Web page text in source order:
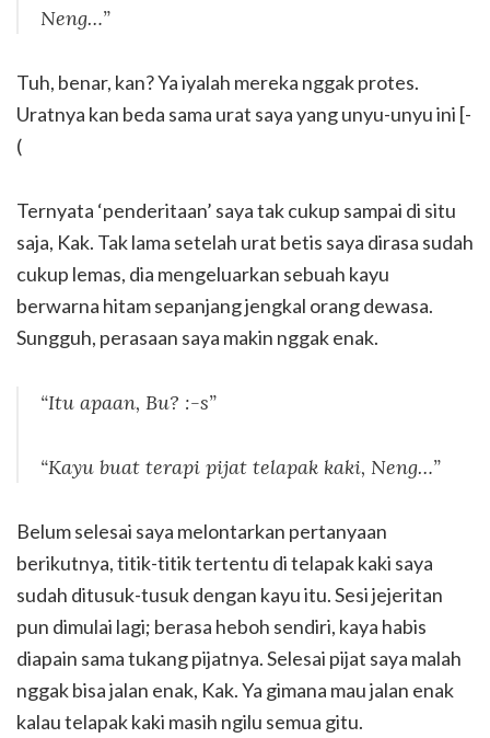
Neng…”
Tuh, benar, kan? Ya iyalah mereka nggak protes.
Uratnya kan beda sama urat saya yang unyu-unyu ini [-
(
Ternyata ‘penderitaan’ saya tak cukup sampai di situ
saja, Kak. Tak lama setelah urat betis saya dirasa sudah
cukup lemas, dia mengeluarkan sebuah kayu
berwarna hitam sepanjang jengkal orang dewasa.
Sungguh, perasaan saya makin nggak enak.
“Itu apaan, Bu? :-s”
“Kayu buat terapi pijat telapak kaki, Neng…”
Belum selesai saya melontarkan pertanyaan
berikutnya, titik-titik tertentu di telapak kaki saya
sudah ditusuk-tusuk dengan kayu itu. Sesi jejeritan
pun dimulai lagi; berasa heboh sendiri, kaya habis
diapain sama tukang pijatnya. Selesai pijat saya malah
nggak bisa jalan enak, Kak. Ya gimana mau jalan enak
kalau telapak kaki masih ngilu semua gitu.